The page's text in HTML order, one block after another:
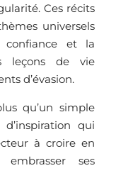
Ces récits
universels
confiance et la
leçons de vie
d’évasion.
qu’un simple
qui
à croire en
ses